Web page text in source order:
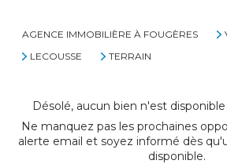
AGENCE IMMOBILIÈRE À FOUGÈRES
LECOUSSE
TERRAIN
Désolé, aucun bien n'est
Ne manquez pas les prochaines
alerte email et soyez informé dès
disponible.